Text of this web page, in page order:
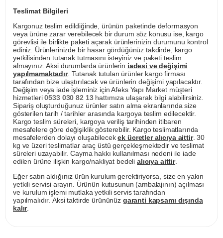
Teslimat Bilgileri
Kargonuz teslim edildiğinde, ürünün paketinde deformasyon
veya ürüne zarar verebilecek bir durum söz konusu ise, kargo
görevlisi ile birlikte paketi açarak ürünlerinizin durumunu kontrol
ediniz. Ürünlerinizde bir hasar gördüğünüz takdirde, kargo
yetkilisinden tutanak tutmasını isteyiniz ve paketi teslim
almayınız. Aksi durumlarda ürünlerin iadesi ve değişimi
yapılmamaktadır. Tutanak tutulan ürünler kargo firması
tarafından bize ulaştırılacak ve ürünlerin değişimi yapılacaktır.
Değişim veya iade işleminiz için Afeks Yapı Market müşteri
hizmetleri0533 030 82 13hattımıza ulaşarak bilgi alabilirsiniz.
Sipariş oluşturduğunuz ürünler satın alma ekranlarında size
gösterilen tarih / tarihler arasında kargoya teslim edilecektir.
Kargo teslim süreleri, kargoya veriliş tarihinden itibaren
mesafelere göre değişiklik gösterebilir. Kargo teslimatlarında
mesafelerden dolayı oluşabilecekek ücretler alıcıya aittir. 30
kg ve üzeri teslimatlar araç üstü gerçekleşmektedir ve teslimat
süreleri uzayabilir. Cayma hakkı kullanılması nedeni ile iade
edilen ürüne ilişkin kargo/nakliyat bedeli alıcıya aittir.
Eğer satın aldığınız ürün kurulum gerektiriyorsa, size en yakın
yetkili servisi arayın. Ürünün kutusunun (ambalajının) açılması
ve kurulum işlemi mutlaka yetkili servis tarafından
yapılmalıdır. Aksi taktirde ürününüz garanti kapsamı dışında
kalır.